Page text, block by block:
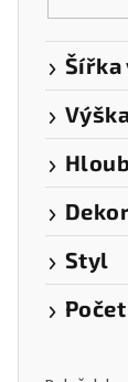
Šířka
Styl